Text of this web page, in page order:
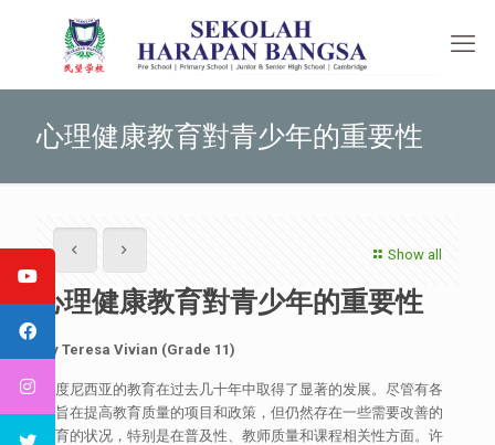
心理健康教育對青少年的重要性
Show all
心理健康教育對青少年的重要性
By Teresa Vivian (Grade 11)
印度尼西亚的教育在过去几十年中取得了显著的发展。尽管有各
种旨在提高教育质量的项目和政策，但仍然存在一些需要改善的
教育的状况，特别是在普及性、教师质量和课程相关性方面。许